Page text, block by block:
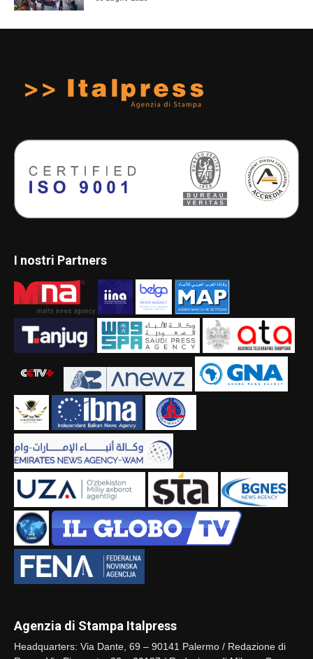
I nostri Partners
Agenzia di Stampa Italpress
Headquarters: Via Dante, 69 – 90141 Palermo / Redazione di